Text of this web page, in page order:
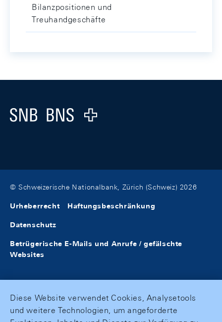
Bilanzpositionen und
Treuhandgeschäfte
Logo
© Schweizerische Nationalbank, Zürich (Schweiz) 2026
Urheberrecht Haftungsbeschränkung
Datenschutz
Betrügerische E-Mails und Anrufe / gefälschte
Websites
Diese Website verwendet Cookies, Analysetools
und weitere Technologien, um angeforderte